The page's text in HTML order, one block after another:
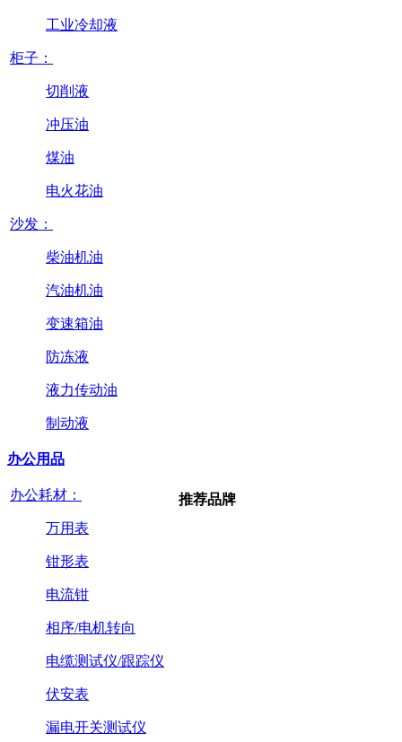
工业冷却液
柜子：
切削液
冲压油
煤油
电火花油
沙发：
柴油机油
汽油机油
变速箱油
防冻液
液力传动油
制动液
办公用品
办公耗材：
万用表
钳形表
电流钳
相序/电机转向
电缆测试仪/跟踪仪
伏安表
漏电开关测试仪
推荐品牌